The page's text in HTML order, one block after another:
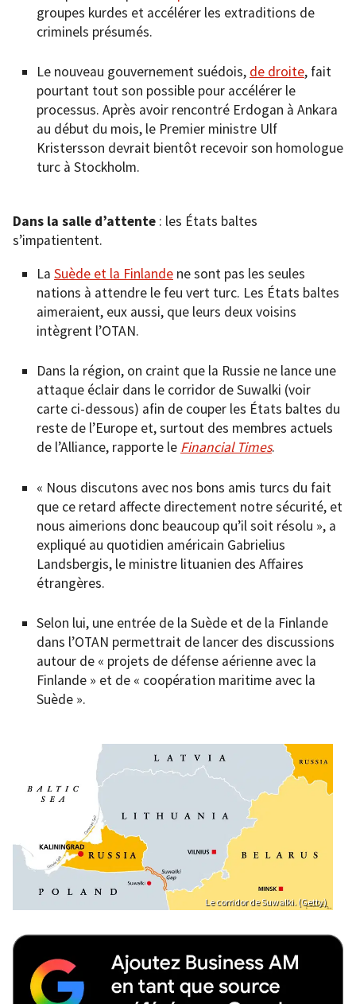
groupes kurdes et accélérer les extraditions de
criminels présumés.
Le nouveau gouvernement suédois, de droite, fait
pourtant tout son possible pour accélérer le
processus. Après avoir rencontré Erdogan à Ankara
au début du mois, le Premier ministre Ulf
Kristersson devrait bientôt recevoir son homologue
turc à Stockholm.
Dans la salle d’attente : les États baltes
s’impatientent.
La Suède et la Finlande ne sont pas les seules
nations à attendre le feu vert turc. Les États baltes
aimeraient, eux aussi, que leurs deux voisins
intègrent l’OTAN.
Dans la région, on craint que la Russie ne lance une
attaque éclair dans le corridor de Suwalki (voir
carte ci-dessous) afin de couper les États baltes du
reste de l’Europe et, surtout des membres actuels
de l’Alliance, rapporte le Financial Times.
« Nous discutons avec nos bons amis turcs du fait
que ce retard affecte directement notre sécurité, et
nous aimerions donc beaucoup qu’il soit résolu », a
expliqué au quotidien américain Gabrielius
Landsbergis, le ministre lituanien des Affaires
étrangères.
Selon lui, une entrée de la Suède et de la Finlande
dans l’OTAN permettrait de lancer des discussions
autour de « projets de défense aérienne avec la
Finlande » et de « coopération maritime avec la
Suède ».
Le corridor de Suwalki. (Getty)